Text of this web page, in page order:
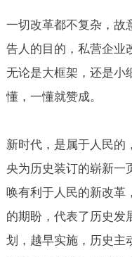
一切改革都不复杂，故
告人的目的，私营企业
无论是大框架，还是小
懂，一懂就赞成。
新时代，是属于人民的
央为历史装订的崭新一
唤有利于人民的新改革
的期盼，代表了历史发
划，越早实施，历史主